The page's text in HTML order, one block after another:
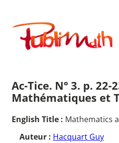
contenu
Publimath
Ac-Tice. N° 3. p. 22-
Mathématiques et
English Title : Mathematics
Auteur : Hacquart Guy